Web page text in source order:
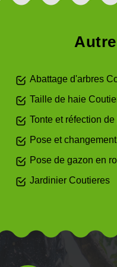
Abattage d'arbres
Taille de haie
Tonte et réfection
Pose et
Pose de gazon en
Jardinier Coutieres